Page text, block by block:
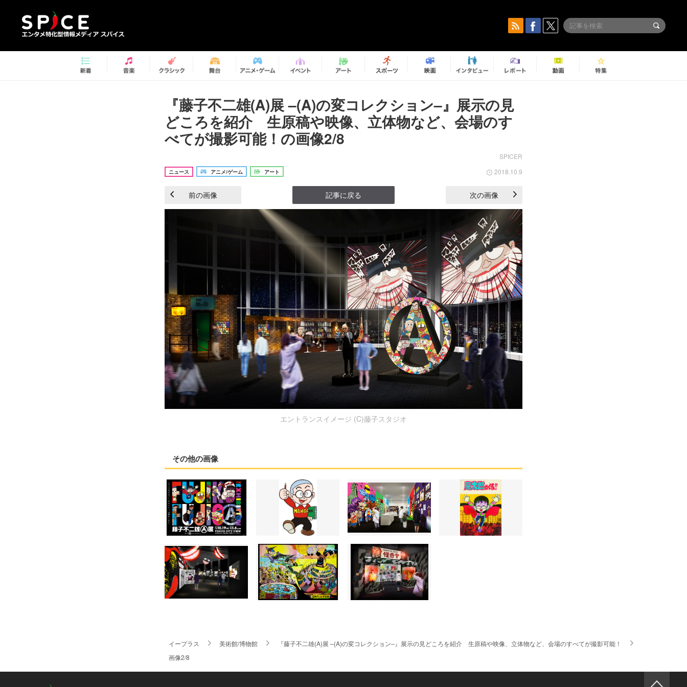
『藤子不二雄(A)展 –(A)の変コレクション–』展示の見
どころを紹介 生原稿や映像、立体物など、会場のす
べてが撮影可能！の画像2/8
SPICER
ニュース アニメ/ゲーム アート 2018.10.9
前の画像 記事に戻る 次の画像
エントランスイメージ (C)藤子スタジオ
その他の画像
イープラス 美術館/博物館
『藤子不二雄(A)展 –(A)の変コレクション–』展示の見どころを紹介 生原稿や映像、立体物など、会場のすべてが撮影可能！
画像2/8